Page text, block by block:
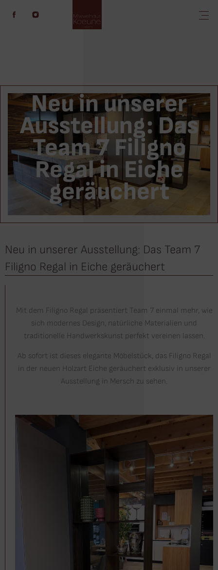
Neu in unserer
Ausstellung: Das
Team 7 Filigno
Regal in Eiche
geräuchert
Neu in unserer Ausstellung: Das Team 7
Filigno Regal in Eiche geräuchert
Mit dem Filigno Regal präsentiert Team 7 einmal mehr, wie
sich modernes Design, natürliche Materialien und
traditionelle Handwerkskunst perfekt vereinen lassen.
Ab sofort ist dieses elegante Möbelstück, das Filigno Regal
in der neuen Holzart Eiche geräuchert exklusiv in unserer
Ausstellung in Mersch zu sehen.